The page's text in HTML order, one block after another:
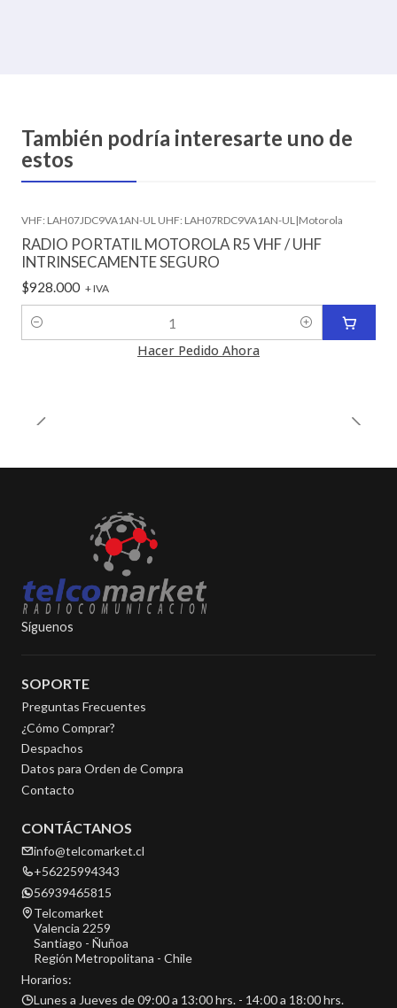
También podría interesarte uno de
estos
VHF: LAH07JDC9VA1AN-UL UHF: LAH07RDC9VA1AN-UL |Motorola
RADIO PORTATIL MOTOROLA R5 VHF / UHF
INTRINSECAMENTE SEGURO
$928.000 + IVA
Cantidad
Hacer Pedido Ahora
Síguenos
SOPORTE
Preguntas Frecuentes
¿Cómo Comprar?
Despachos
Datos para Orden de Compra
Contacto
CONTÁCTANOS
info@telcomarket.cl
+56225994343
56939465815
Telcomarket
Valencia 2259
Santiago - Ñuñoa
Región Metropolitana - Chile
Horarios:
Lunes a Jueves de 09:00 a 13:00 hrs. - 14:00 a 18:00 hrs.